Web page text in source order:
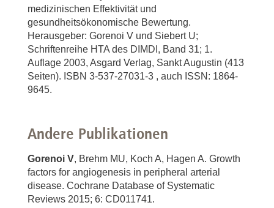
medizinischen Effektivität und
gesundheitsökonomische Bewertung.
Herausgeber: Gorenoi V und Siebert U;
Schriftenreihe HTA des DIMDI, Band 31; 1.
Auflage 2003, Asgard Verlag, Sankt Augustin (413
Seiten). ISBN 3-537-27031-3 , auch ISSN: 1864-
9645.
Andere Publikationen
Gorenoi V, Brehm MU, Koch A, Hagen A. Growth
factors for angiogenesis in peripheral arterial
disease. Cochrane Database of Systematic
Reviews 2015; 6: CD011741.